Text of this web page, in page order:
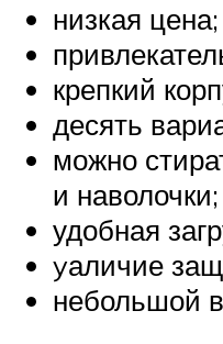
низкая цена;
крепкий
десять
можно
и наволочки;
удобная
yаличие
небольшой